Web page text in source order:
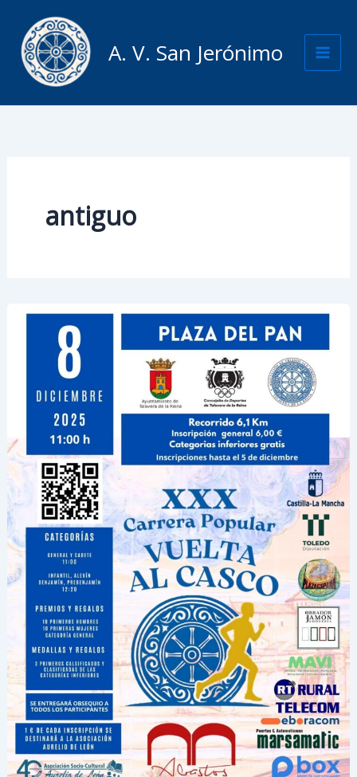
contenido
A. V. San Jerónimo
antiguo